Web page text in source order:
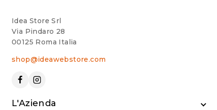
Idea Store Srl
Via Pindaro 28
00125 Roma Italia
shop@ideawebstore.com
L'Azienda